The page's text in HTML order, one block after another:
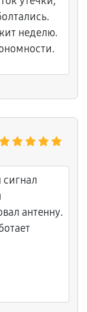
неделю.
антенну.